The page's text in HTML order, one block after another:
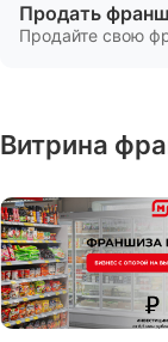
Продать
Продайте свою
Витрина